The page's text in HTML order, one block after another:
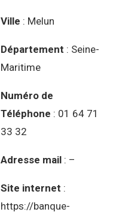
Ville : Melun
Département : Seine-
Maritime
Numéro de
Téléphone : 01 64 71
33 32
Adresse mail : –
Site internet :
https://banque-